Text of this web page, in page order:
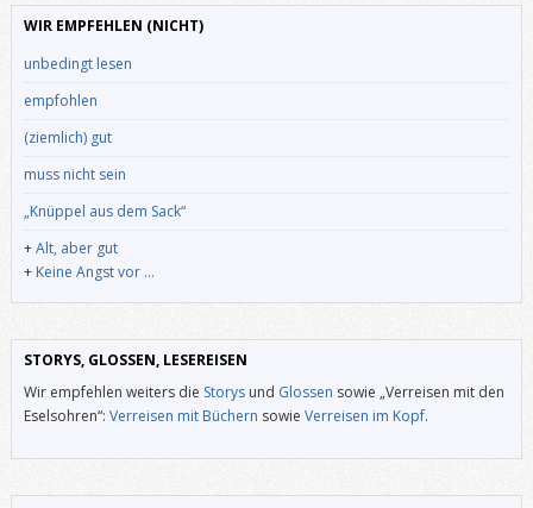
WIR EMPFEHLEN (NICHT)
unbedingt lesen
empfohlen
(ziemlich) gut
muss nicht sein
„Knüppel aus dem Sack“
+Alt, aber gut
+ Keine Angst vor …
STORYS, GLOSSEN, LESEREISEN
Wir empfehlen weiters die Storysund Glossen sowie „Verreisen mit den
Eselsohren“: Verreisen mit Büchern sowie Verreisen im Kopf.